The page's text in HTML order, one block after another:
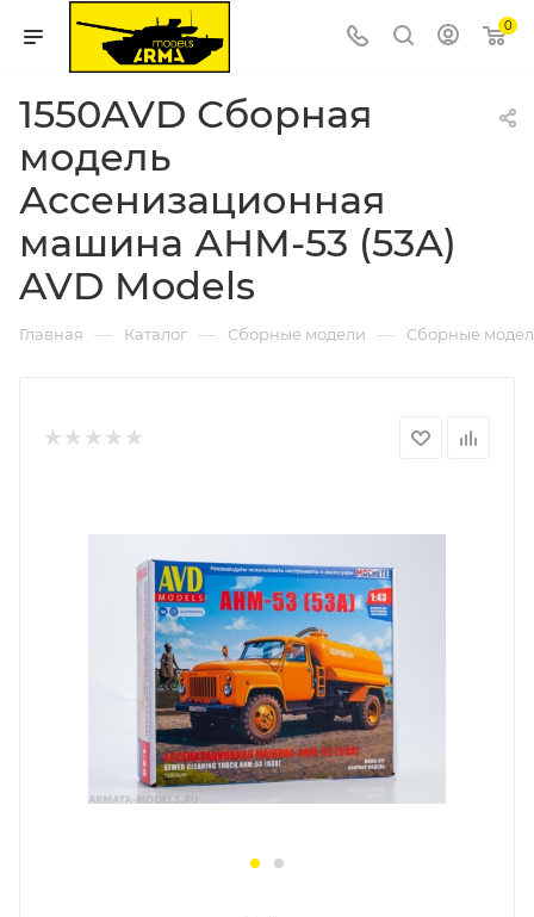
0
1550AVD Сборная
модель
Ассенизационная
машина АНМ-53 (53А)
AVD Models
Главная — Каталог — Сборные модели — Сборные